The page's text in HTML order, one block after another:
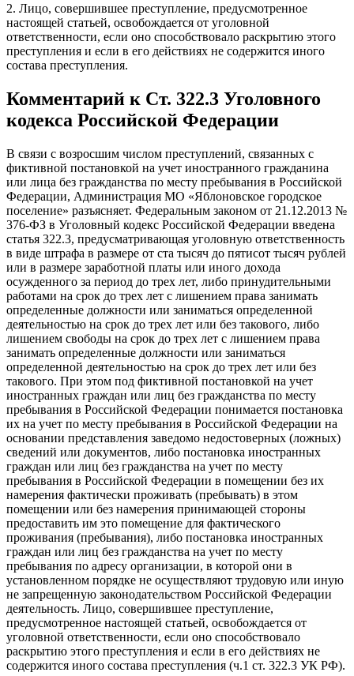
2. Лицо, совершившее преступление, предусмотренное
настоящей статьей, освобождается от уголовной
ответственности, если оно способствовало раскрытию этого
преступления и если в его действиях не содержится иного
состава преступления.
Комментарий к Ст. 322.3 Уголовного
кодекса Российской Федерации
В связи с возросшим числом преступлений, связанных с
фиктивной постановкой на учет иностранного гражданина
или лица без гражданства по месту пребывания в Российской
Федерации, Администрация МО «Яблоновское городское
поселение» разъясняет. Федеральным законом от 21.12.2013 №
376-ФЗ в Уголовный кодекс Российской Федерации введена
статья 322.3, предусматривающая уголовную ответственность
в виде штрафа в размере от ста тысяч до пятисот тысяч рублей
или в размере заработной платы или иного дохода
осужденного за период до трех лет, либо принудительными
работами на срок до трех лет с лишением права занимать
определенные должности или заниматься определенной
деятельностью на срок до трех лет или без такового, либо
лишением свободы на срок до трех лет с лишением права
занимать определенные должности или заниматься
определенной деятельностью на срок до трех лет или без
такового. При этом под фиктивной постановкой на учет
иностранных граждан или лиц без гражданства по месту
пребывания в Российской Федерации понимается постановка
их на учет по месту пребывания в Российской Федерации на
основании представления заведомо недостоверных (ложных)
сведений или документов, либо постановка иностранных
граждан или лиц без гражданства на учет по месту
пребывания в Российской Федерации в помещении без их
намерения фактически проживать (пребывать) в этом
помещении или без намерения принимающей стороны
предоставить им это помещение для фактического
проживания (пребывания), либо постановка иностранных
граждан или лиц без гражданства на учет по месту
пребывания по адресу организации, в которой они в
установленном порядке не осуществляют трудовую или иную
не запрещенную законодательством Российской Федерации
деятельность. Лицо, совершившее преступление,
предусмотренное настоящей статьей, освобождается от
уголовной ответственности, если оно способствовало
раскрытию этого преступления и если в его действиях не
содержится иного состава преступления (ч.1 ст. 322.3 УК РФ).